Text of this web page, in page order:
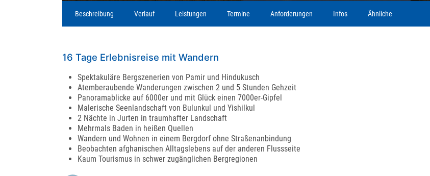
Beschreibung Verlauf Leistungen Termine Anforderungen Infos Ähnliche
16 Tage Erlebnisreise mit Wandern
Spektakuläre Bergszenerien von Pamir und Hindukusch
Atemberaubende Wanderungen zwischen 2 und 5 Stunden Gehzeit
Panoramablicke auf 6000er und mit Glück einen 7000er-Gipfel
Malerische Seenlandschaft von Bulunkul und Yishilkul
2 Nächte in Jurten in traumhafter Landschaft
Mehrmals Baden in heißen Quellen
Wandern und Wohnen in einem Bergdorf ohne Straßenanbindung
Beobachten afghanischen Alltagslebens auf der anderen Flussseite
Kaum Tourismus in schwer zugänglichen Bergregionen